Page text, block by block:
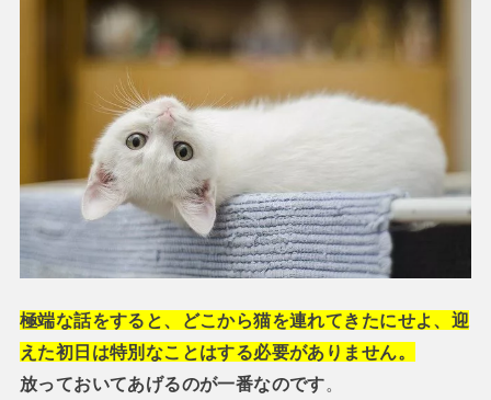
極端な話をすると、どこから猫を連れてきたにせよ、迎
えた初日は特別なことはする必要がありません。
放っておいてあげるのが一番なのです。